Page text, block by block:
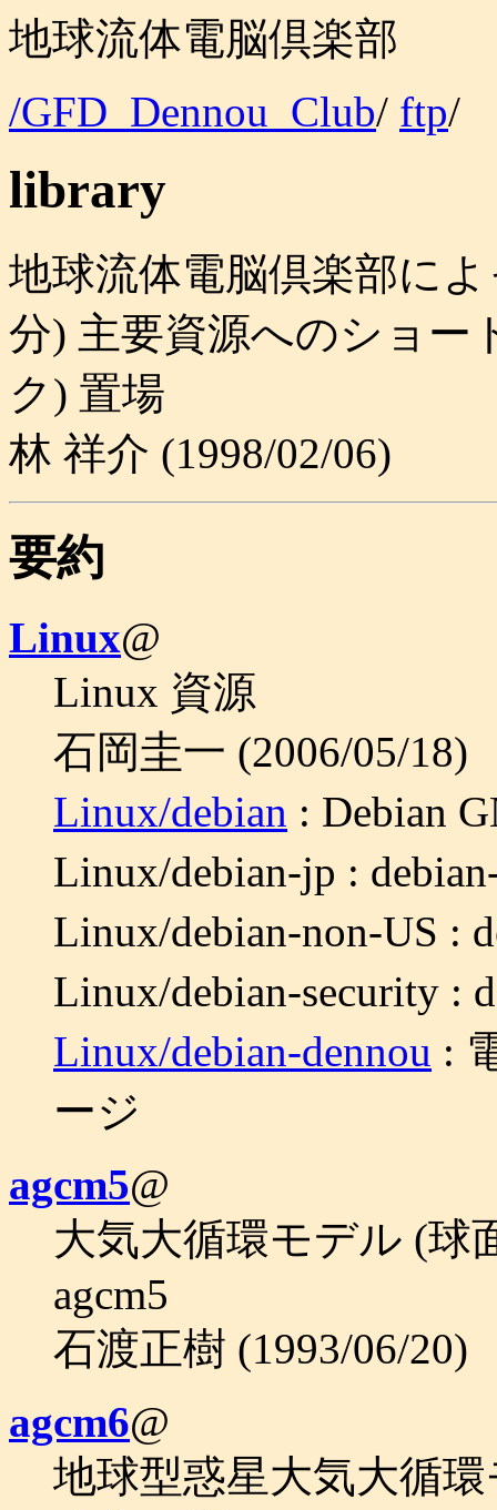
地球流体電脳倶楽部
/GFD_Dennou_Club/ ftp/
library
地球流体電脳倶楽部に
分) 主要資源へのショー
ク) 置場
林 祥介 (1998/02/06)
要約
Linux@
Linux 資源
石岡圭一 (2006/05/18)
Linux/debian : Debian
Linux/debian-jp :
Linux/debian-non-US :
Linux/debian-security :
Linux/debian-dennou :
ージ
agcm5@
大気大循環モデル (球
agcm5
石渡正樹 (1993/06/20)
agcm6@
地球型惑星大気大循環